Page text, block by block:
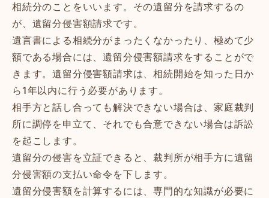
相続分のことをいいます。その遺留分を請求するの
が、遺留分侵害額請求です。
遺言書による相続分がまったくなかったり、極めて少
額である場合には、遺留分侵害額請求をすることがで
きます。遺留分侵害額請求は、相続開始を知った日か
ら1年以内に行う必要があります。
相手方と話し合っても解決できない場合は、家庭裁判
所に調停を申立て、それでも合意できない場合は訴訟
を起こします。
遺留分の侵害を立証できると、裁判所が相手方に遺留
分侵害額の支払い命令を下します。
遺留分侵害額を計算するには、専門的な知識が必要に